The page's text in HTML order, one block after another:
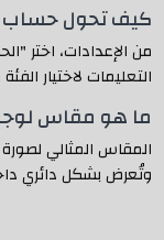
كيف تحول حساب
من الإعدادات، اختر
التعليمات لاختيار
ما هو مقاس
وتُعرض بشكل دائري